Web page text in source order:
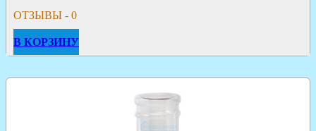
ОТЗЫВЫ - 0
В КОРЗИНУ